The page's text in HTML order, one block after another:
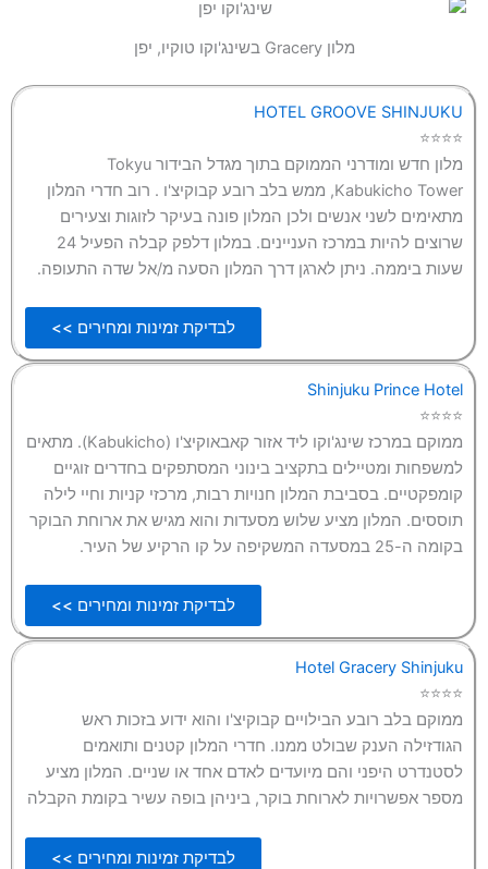
מלון Gracery בשינג'וקו טוקיו, יפן
HOTEL GROOVE SHINJUKU
⭐⭐⭐⭐
מלון חדש ומודרני הממוקם בתוך מגדל הבידור Tokyu
Kabukicho Tower, ממש בלב רובע קבוקיצ'ו . רוב חדרי המלון
מתאימים לשני אנשים ולכן המלון פונה בעיקר לזוגות וצעירים
שרוצים להיות במרכז העניינים. במלון דלפק קבלה הפעיל 24
שעות ביממה. ניתן לארגן דרך המלון הסעה מ/אל שדה התעופה.
לבדיקת זמינות ומחירים >>
Shinjuku Prince Hotel
⭐⭐⭐⭐
ממוקם במרכז שינג'וקו ליד אזור קאבאוקיצ'ו (Kabukicho). מתאים
למשפחות ומטיילים בתקציב בינוני המסתפקים בחדרים זוגיים
קומפקטיים. בסביבת המלון חנויות רבות, מרכזי קניות וחיי לילה
תוססים. המלון מציע שלוש מסעדות והוא מגיש את ארוחת הבוקר
בקומה ה-25 במסעדה המשקיפה על קו הרקיע של העיר.
לבדיקת זמינות ומחירים >>
Hotel Gracery Shinjuku
⭐⭐⭐⭐
ממוקם בלב רובע הבילויים קבוקיצ'ו והוא ידוע בזכות ראש
הגודזילה הענק שבולט ממנו. חדרי המלון קטנים ותואמים
לסטנדרט היפני והם מיועדים לאדם אחד או שניים. המלון מציע
מספר אפשרויות לארוחת בוקר, ביניהן בופה עשיר בקומת הקבלה
לבדיקת זמינות ומחירים >>